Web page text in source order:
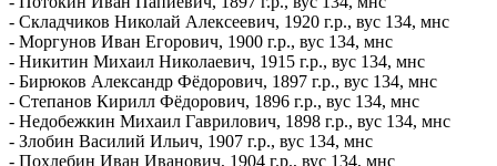
- Складчиков Николай Алексеевич, 1920 г.р., вус 134, мнс
- Моргунов Иван Егорович, 1900 г.р., вус 134, мнс
- Никитин Михаил Николаевич, 1915 г.р., вус 134, мнс
- Бирюков Александр Фёдорович, 1897 г.р., вус 134, мнс
- Степанов Кирилл Фёдорович, 1896 г.р., вус 134, мнс
- Недобежкин Михаил Гаврилович, 1898 г.р., вус 134, мнс
- Злобин Василий Ильич, 1907 г.р., вус 134, мнс
- Похлебин Иван Иванович, 1904 г.р., вус 134, мнс